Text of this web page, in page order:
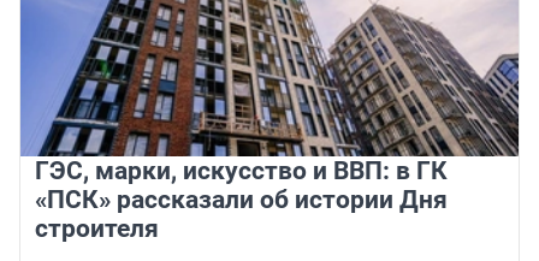
ГЭС, марки, искусство и ВВП: в ГК
«ПСК» рассказали об истории Дня
строителя